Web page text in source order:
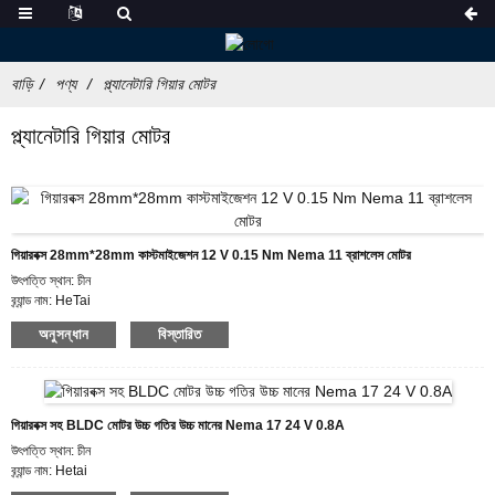
বাড়ি পণ্য প্ল্যানেটারি গিয়ার মোটর
প্ল্যানেটারি গিয়ার মোটর
গিয়ারবক্স 28mm*28mm কাস্টমাইজেশন 12 V 0.15 Nm Nema 11 ব্রাশলেস মোটর
উৎপত্তি স্থান: চীন
ব্র্যান্ড নাম: HeTai
সার্টিফিকেশন: সিই ROHS ISO
মডেল নম্বর: 28BL01AG14
মূল্য: USD
প্যাকেজিং বিশদ: ভিতরের ফোম বক্স, তৃণশয্যা সঙ্গে শক্ত কাগজ
ডেলিভারি সময়: 25 দিন
সরবরাহের ক্ষমতা: 10000 পিসিএস/মাস
অনুসন্ধান বিস্তারিত
গিয়ারবক্স সহ BLDC মোটর উচ্চ গতির উচ্চ মানের Nema 17 24 V 0.8A
উৎপত্তি স্থান: চীন
ব্র্যান্ড নাম: Hetai
সার্টিফিকেশন: সিই ROHS ISO